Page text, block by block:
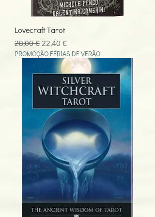
Lovecraft Tarot
Preço normal
28,00 € Preço promocional
22,40 €
PROMOÇÃO FÉRIAS DE VERÃO